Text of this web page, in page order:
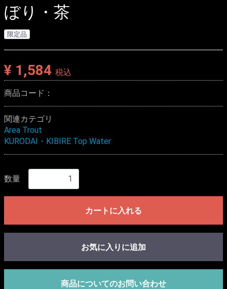
ぼり・茶
限定品
¥ 1,584 税込
商品コード：
関連カテゴリ
Area Trout
KURODAI・KIBIRE Top Water
数量
カートに入れる
お気に入りに追加
商品についてのお問い合わせ